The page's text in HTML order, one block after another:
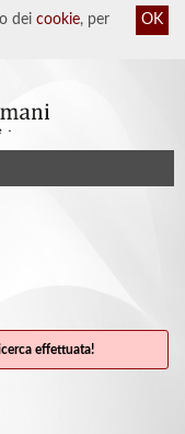
dei cookie, per
OK
effettuata!